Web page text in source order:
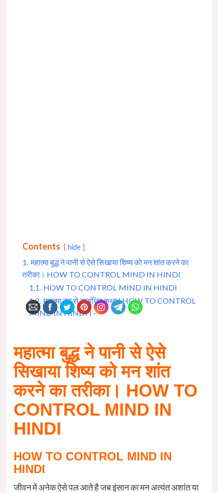
Contents hide
1. महात्मा बुद्ध ने पानी से ऐसे सिखाया शिष्य को मन शांत करने का
तरीका। HOW TO CONTROL MIND IN HINDI
1.1. HOW TO CONTROL MIND IN HINDI
1.2. महात्मा बुद्ध से सम्बंधित कथा ( HOW TO CONTROL
MIND IN HINDI ) –
महात्मा बुद्ध ने पानी से ऐसे
सिखाया शिष्य को मन शांत
करने का तरीका। HOW TO
CONTROL MIND IN
HINDI
HOW TO CONTROL MIND IN
HINDI
जीवन में अनेक ऐसे पल आते है जब इंसान का मन अत्यंत अशांत या